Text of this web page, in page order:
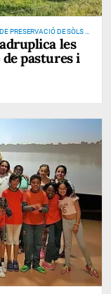
PRESERVACIÓ DE SÒLS I
les
pastures i